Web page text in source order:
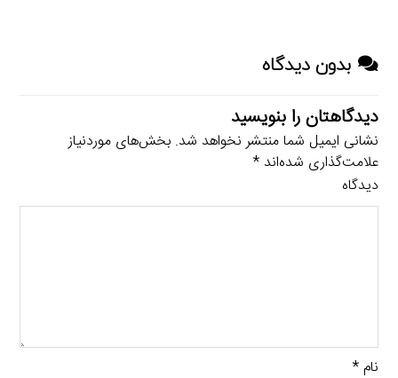
بدون دیدگاه
دیدگاهتان را بنویسید
نشانی ایمیل شما منتشر نخواهد شد. بخش‌های موردنیاز
علامت‌گذاری شده‌اند*
دیدگاه
نام*